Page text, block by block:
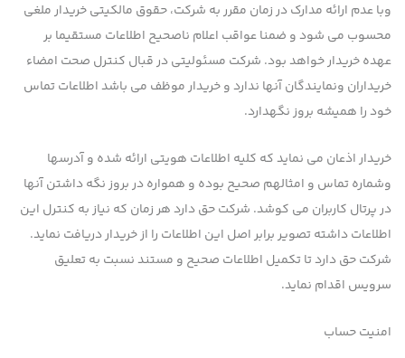
وبا عدم ارائه مدارک در زمان مقرر به شرکت، حقوق مالکیتی خریدار ملغی
محسوب می شود و ضمنا عواقب اعلام ناصحیح اطلاعات مستقیما بر
عهده خریدار خواهد بود. شرکت مسئولیتی در قبال کنترل صحت امضاﺀ
خریداران ونمایندگان آنها ندارد و خریدار موظف می باشد اطلاعات تماس
خود را همیشه بروز نگهدارد.
خريدار اذعان مي نمايد که کليه اطلاعات هويتي ارائه شده و آدرسها
وشماره تماس و امثالهم صحيح بوده و همواره در بروز نگه داشتن آنها
در پرتال کاربران مي کوشد. شرکت حق دارد هر زمان که نياز به کنترل اين
اطلاعات داشته تصوير برابر اصل اين اطلاعات را از خريدار دريافت نمايد.
شرکت حق دارد تا تکميل اطلاعات صحيح و مستند نسبت به تعليق
سرويس اقدام نمايد.
امنیت حساب